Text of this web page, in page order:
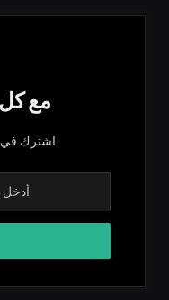
مع
اشترك في